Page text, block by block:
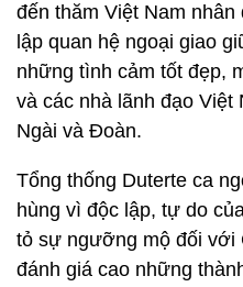
đến thăm Việt Nam
lập quan hệ ngoại giao
những tình cảm tốt đẹp,
và các nhà lãnh đạo Việt
Ngài và Đoàn.
Tổng thống Duterte ca
hùng vì độc lập, tự do
tỏ sự ngưỡng mộ đối với
đánh giá cao những